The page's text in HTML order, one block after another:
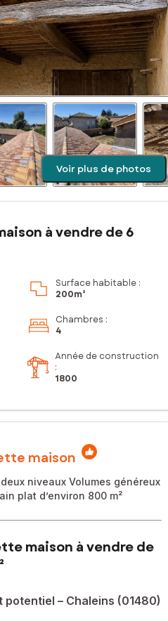
Voir plus de photos
à vendre de 6
Surface habitable :
200m²
Chambres :
4
Année de construction
:
1800
maison
niveaux Volumes généreux
plat d’environ 800 m²
maison à vendre de
– Chaleins (01480)